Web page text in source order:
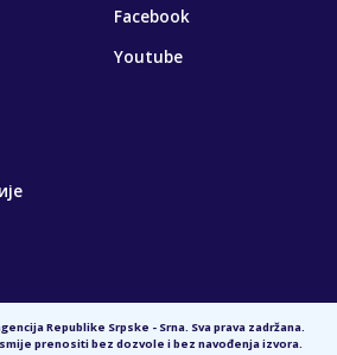
Facebook
Youtube
Republike Srpske - Srna. Sva prava zadržana.
prenositi bez dozvole i bez navođenja izvora.